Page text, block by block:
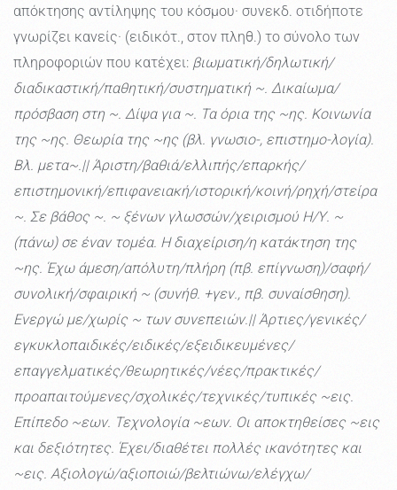
απόκτησης αντίληψης του κόσμου· συνεκδ. οτιδήποτε
γνωρίζει κανείς· (ειδικότ., στον πληθ.) το σύνολο των
πληροφοριών που κατέχει: βιωματική/δηλωτική/
διαδικαστική/παθητική/συστηματική ~. Δικαίωμα/
πρόσβαση στη ~. Δίψα για ~. Τα όρια της ~ης. Κοινωνία
της ~ης. Θεωρία της ~ης (βλ. γνωσιο-, επιστημο-λογία).
Βλ. μετα~.|| Άριστη/βαθιά/ελλιπής/επαρκής/
επιστημονική/επιφανειακή/ιστορική/κοινή/ρηχή/στείρα
~. Σε βάθος ~. ~ ξένων γλωσσών/χειρισμού Η/Υ. ~
(πάνω) σε έναν τομέα. Η διαχείριση/η κατάκτηση της
~ης. Έχω άμεση/απόλυτη/πλήρη (πβ. επίγνωση)/σαφή/
συνολική/σφαιρική ~ (συνήθ. +γεν., πβ. συναίσθηση).
Ενεργώ με/χωρίς ~ των συνεπειών.|| Άρτιες/γενικές/
εγκυκλοπαιδικές/ειδικές/εξειδικευμένες/
επαγγελματικές/θεωρητικές/νέες/πρακτικές/
προαπαιτούμενες/σχολικές/τεχνικές/τυπικές ~εις.
Επίπεδο ~εων. Τεχνολογία ~εων. Οι αποκτηθείσες ~εις
και δεξιότητες. Έχει/διαθέτει πολλές ικανότητες και
~εις. Aξιολογώ/αξιοποιώ/βελτιώνω/ελέγχω/